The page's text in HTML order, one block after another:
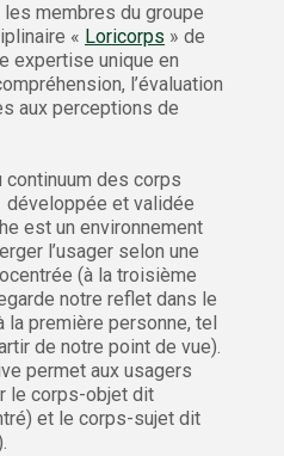
membres du groupe
« Loricorps » de
expertise unique en
l’évaluation
aux perceptions de
continuum des corps
développée et validée
est un environnement
l’usager selon une
(à la troisième
notre reflet dans le
première personne, tel
de notre point de vue).
permet aux usagers
le corps-objet dit
et le corps-sujet dit